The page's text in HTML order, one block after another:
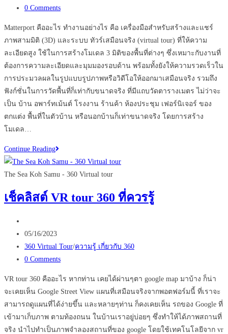
Tour
category:
Post
0 Comments
Matterport คืออะไร ทำงานอย่างไร คือ เครื่องมือสำหรับสร้างและแชร์
ภาพสามมิติ (3D) และระบบ ทัวร์เสมือนจริง (virtual tour) ที่ให้ความ
ละเอียดสูง ใช้ในการสร้างโมเดล 3 มิติของพื้นที่ต่างๆ ซึ่งเหมาะกับงานที่
ต้องการความละเอียดและมุมมองรอบด้าน พร้อมทั้งยังให้ความรวดเร็วใน
การประมวลผลในรูปแบบรูปภาพหรือวิดีโอให้ออกมาเสมือนจริง รวมถึง
ฟังก์ชั่นในการวัดพื้นที่ก็เท่ากับขนาดจริง ที่มีแถบวัดตารางเมตร ไม่ว่าจะ
เป็น บ้าน อพาร์ทเม้นต์ โรงงาน ร้านค้า ห้องประชุม เฟอร์นิเจอร์ ของ
ตกแต่ง พื้นที่ในตัวบ้าน หรือนอกบ้านก็เท่าขนาดจริง โดยการสร้าง
โมเดล…
Continue Readingทำความ
รู้จัก
Matterport
พลาด
อด
ธุรกิจ
อสัง
หา
The Sea Koh Samu - 360 Virtual tour
เช็คลิสต์ VR tour 360 ที่ควรรู้
author:
Post
published:
05/16/2023
Post
category:
360 Virtual Tour/ความรู้ เกี่ยวกับ 360
Post
0 Comments
VR tour 360 คืออะไร หากท่าน เคยได้ผ่านๆตา google map มาบ้าง ก็น่า
จะเคยเห็น Google Street View แผนที่เสมือนจริงจากพอตฟอร์มนี้ ที่เราจะ
สามารถดูแผนที่ได้ง่ายขึ้น และหลายๆท่าน ก็คงเคยเห็น รถของ Google ที่
เข้ามาเก็บภาพ ตามท้องถนน ในบ้านเราอยู่บ่อยๆ ซึ่งทำให้ได้ภาพสถานที่
จริง นำไปทำเป็นภาพจำลองสถานที่ของ google โดยใช้เทคโนโลยีจาก vr